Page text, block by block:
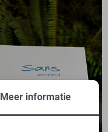
Meer informatie